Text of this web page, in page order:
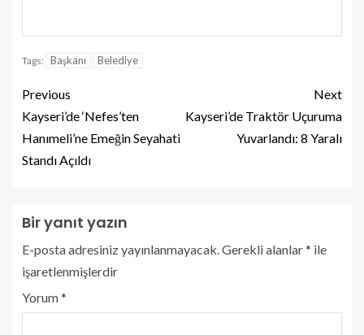
Tags: Başkanı Belediye
Previous
Kayseri’de ‘Nefes’ten
Hanımeli’ne Emeğin Seyahati
Standı Açıldı
Next
Kayseri’de Traktör Uçuruma
Yuvarlandı: 8 Yaralı
Bir yanıt yazın
E-posta adresiniz yayınlanmayacak.Gerekli alanlar* ile
işaretlenmişlerdir
Yorum*